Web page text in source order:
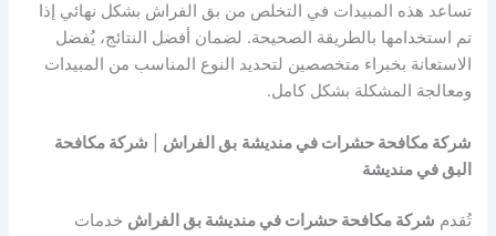
تساعد هذه المبيدات في التخلص من بق الفراش بشكل نهائي إذا
تم استخدامها بالطريقة الصحيحة. لضمان أفضل النتائج، يُفضل
الاستعانة بخبراء متخصصين لتحديد النوع المناسب من المبيدات
ومعالجة المشكلة بشكل كامل.
شركة مكافحة حشرات في منديشة بق الفراش
شركة مكافحة
البق في منديشة
تُقدم شركة مكافحة حشرات في منديشة بق الفراش خدمات